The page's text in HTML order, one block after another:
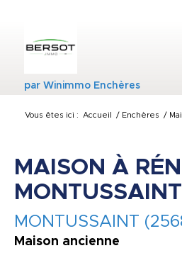
parWinimmo Enchères
Vous êtes ici : Accueil / Enchères /
MAISON À
MONTUSSAINT
MONTUSSAINT
Maison ancienne